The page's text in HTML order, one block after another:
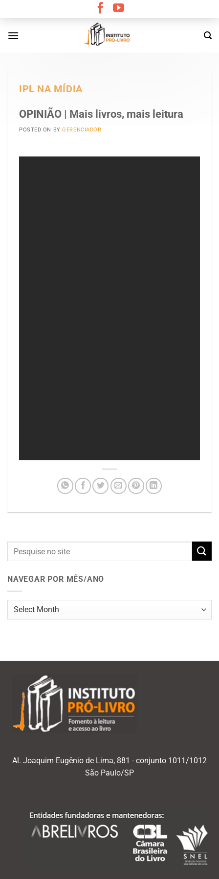
content
IPL NA MÍDIA
OPINIÃO | Mais livros, mais leitura
POSTED ON BYGERENCIADOR
NAVEGAR POR MÊS/ANO
Navegar
Al. Joaquim Eugênio de Lima, 881 - conjunto 1011/1012
São Paulo/SP